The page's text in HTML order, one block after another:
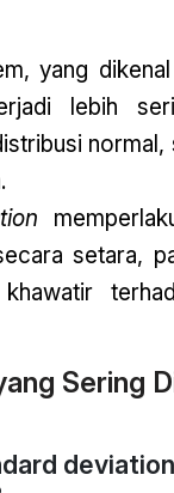
yang
lebih
normal,
setara,
Sering